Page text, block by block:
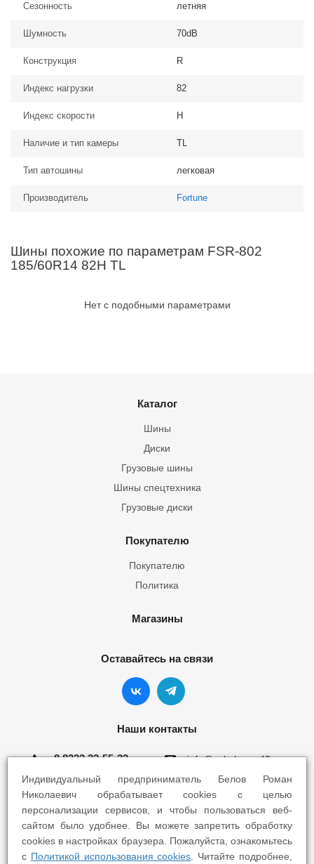
Сезонность летняя
Шумность 70dB
Конструкция R
Индекс нагрузки 82
Индекс скорости H
Наличие и тип камеры TL
Тип автошины легковая
Производитель Fortune
Шины похожие по параметрам FSR-802
185/60R14 82H TL
Нет с подобными параметрами
Каталог
Шины
Грузовые шины
Шины спецтехника
Диски
Грузовые диски
Покупателю
Покупателю
Политика
Магазины
Оставайтесь на связи
Наши контакты
8 8332 22-55-22 info@yokohama43.ru
Киров, ул. Ломоносова 5Б
Киров, ул. Профсоюзная 7А
Индивидуальный предприниматель Белов Роман
Николаевич обрабатывает cookies с целью
персонализации сервисов, и чтобы пользоваться веб-
сайтом было удобнее. Вы можете запретить обработку
cookies в настройках браузера. Пожалуйста, ознакомьтесь
с Политикой использования cookies . Читайте подробнее,